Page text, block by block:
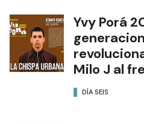
Yvy Porá
Milo J al
DÍA SEIS